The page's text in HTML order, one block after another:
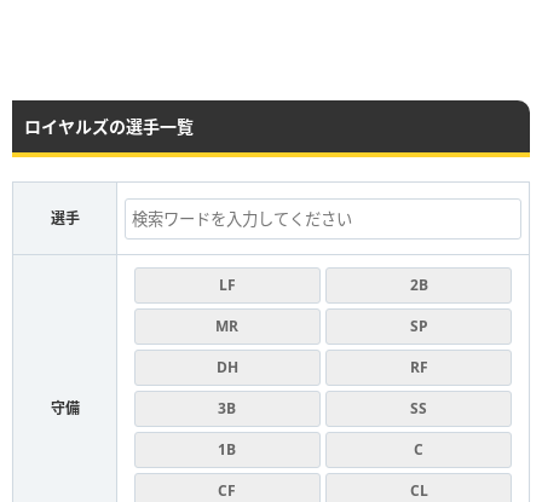
ロイヤルズの選手一覧
選手
守備
LF
2B
MR
SP
DH
RF
3B
SS
1B
C
CF
CL